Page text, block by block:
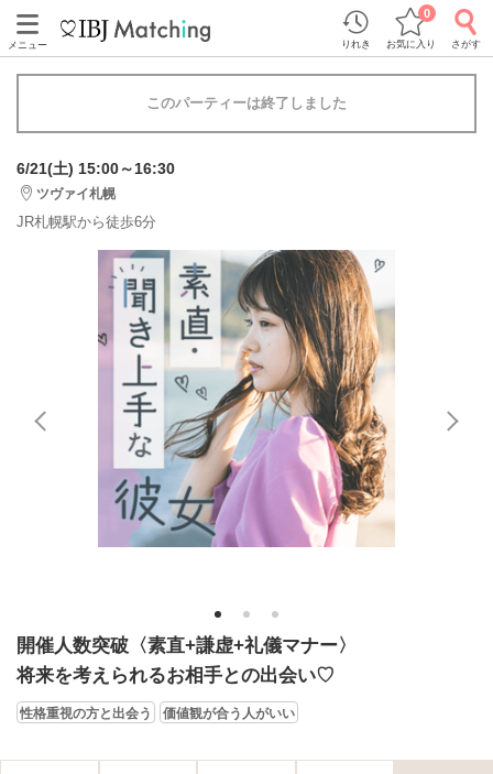
メニュー りれき お気に入り
0
さがす
このパーティーは終了しました
6/21(土) 15:00～16:30
ツヴァイ札幌
JR札幌駅から徒歩6分
1 2 3
開催人数突破〈素直+謙虚+礼儀マナー〉
将来を考えられるお相手との出会い♡
性格重視の方と出会う 価値観が合う人がいい